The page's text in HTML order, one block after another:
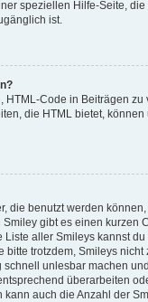
speziellen Hilfe-Seite,
ist.
HTML-Code in Beiträgen
die HTML bietet,
die benutzt werden können,
gibt es einen kurzen
Liste aller Smileys kannst
bitte trotzdem, Smileys
unlesbar machen
überarbeiten
kann auch die Anzahl der